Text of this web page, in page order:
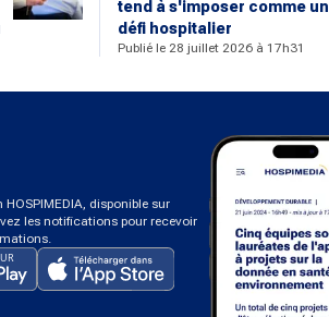
tend à s'imposer comme un
défi hospitalier
Publié le 28 juillet 2026 à 17h31
disponible sur
les notifications pour recevoir